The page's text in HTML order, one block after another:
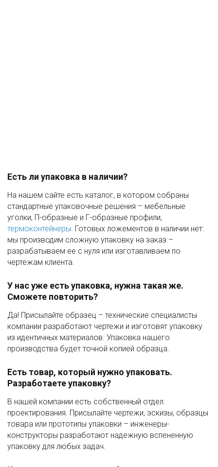
Есть ли упаковка в наличии?
На нашем сайте есть каталог, в котором собраны
стандартные упаковочные решения – мебельные
уголки, П-образные и Г-образные профили,
термоконтейнеры. Готовых ложементов в наличии нет:
мы производим сложную упаковку на заказ –
разрабатываем ее с нуля или изготавливаем по
чертежам клиента.
У нас уже есть упаковка, нужна такая же.
Сможете повторить?
Да! Присылайте образец – технические специалисты
компании разработают чертежи и изготовят упаковку
из идентичных материалов. Упаковка нашего
производства будет точной копией образца.
Есть товар, который нужно упаковать.
Разработаете упаковку?
В нашей компании есть собственный отдел
проектирования. Присылайте чертежи, эскизы, образцы
товара или прототипы упаковки – инженеры-
конструкторы разработают надежную вспененную
упаковку для любых задач.